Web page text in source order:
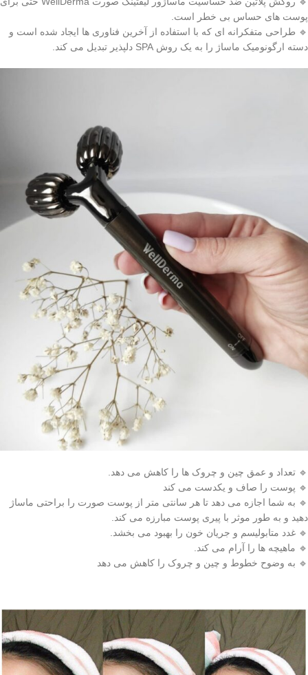
پوست های حساس بی خطر است.
🔹 طراحی متفکرانه ای که با استفاده از آخرین فناوری ها ایجاد شده است و
دسته ارگونومیک ماساژ را به یک روش SPA دلپذیر تبدیل می کند.
🔹 تعداد و عمق چین و چروک ها را کاهش می دهد.
🔹 پوست را صاف و یکدست می کند
🔹 به شما اجازه می دهد تا هر سانتی متر از پوست صورت را براحتی ماساژ
دهید و به طور موثر با پیری پوست مبارزه می کند.
🔹 غدد متابولیسم و جریان خون را بهبود می بخشد.
🔹 ماهیچه ها را آرام می کند.
🔹 به وضوح خطوط و چین و چروک را کاهش می دهد